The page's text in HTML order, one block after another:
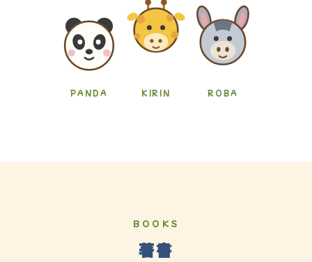
PANDA KIRIN ROBA
BOOKS
著書